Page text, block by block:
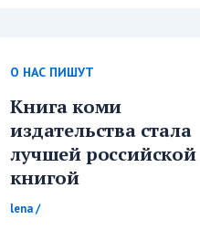
О НАС ПИШУТ
Книга коми
издательства стала
лучшей российской
книгой
lena/